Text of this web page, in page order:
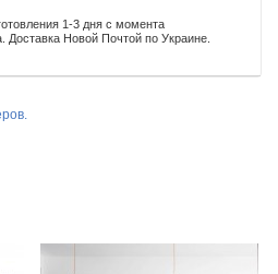
1-3 дня с момента
Доставка Новой Почтой по Украине.